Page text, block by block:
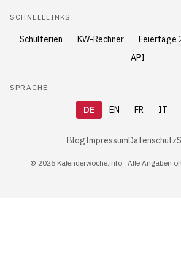
SCHNELLLINKS
Schulferien KW-Rechner Feiertage
API
SPRACHE
DE EN FR IT
BlogImpressumDatenschutz
© 2026 Kalenderwoche.info · Alle Angaben